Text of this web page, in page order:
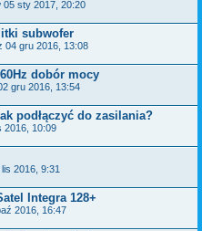
05 sty 2017, 20:20
subwofer
04 gru 2016, 13:08
dobór mocy
gru 2016, 13:54
podłączyć do zasilania?
2016, 10:09
2016, 9:31
Integra 128+
2016, 16:47